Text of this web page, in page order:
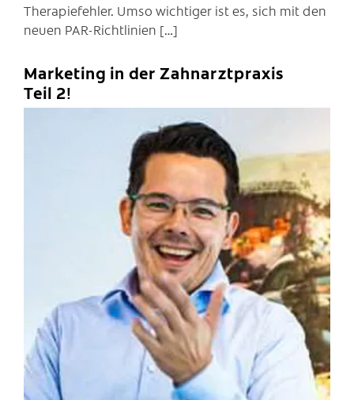
Therapiefehler. Umso wichtiger ist es, sich mit den
neuen PAR-Richtlinien […]
Marketing in der Zahnarztpraxis
Teil 2!
C